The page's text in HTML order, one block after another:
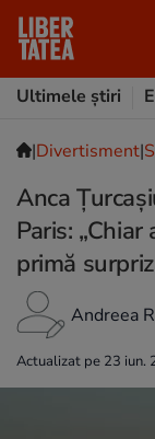
Ultimele știri
|Divertisment|
Anca
Paris:
primă
Andreea
Actualizat pe 23 iun.